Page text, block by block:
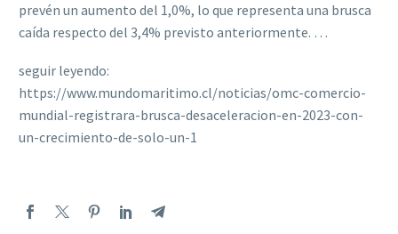
prevén un aumento del 1,0%, lo que representa una brusca
caída respecto del 3,4% previsto anteriormente. …
seguir leyendo:
https://www.mundomaritimo.cl/noticias/omc-comercio-
mundial-registrara-brusca-desaceleracion-en-2023-con-
un-crecimiento-de-solo-un-1